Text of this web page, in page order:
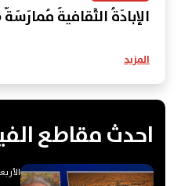
الإبادَةُ الثَّقافيةُ
المزيد
احدث مقاطع
الأربعاء 5